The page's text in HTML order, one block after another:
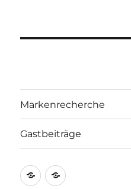
Markenrecherche
Gastbeiträge
Markenrecherche
Gastbeiträge